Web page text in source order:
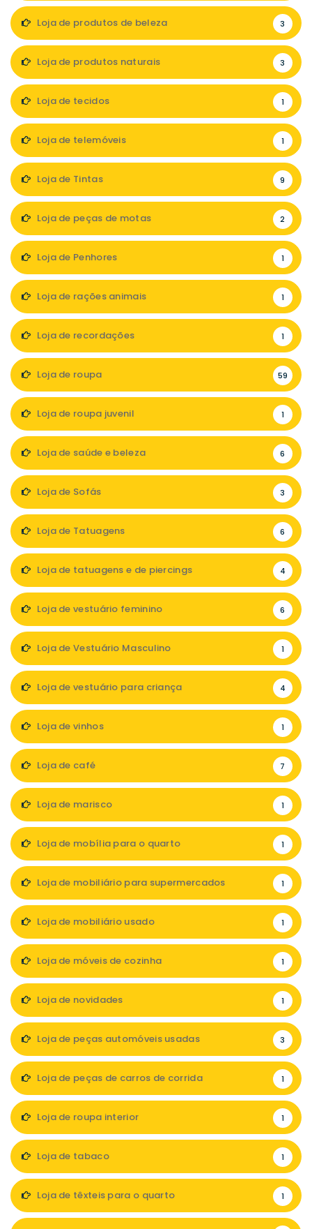
Loja de produtos de beleza 3
Loja de produtos naturais 3
Loja de tecidos 1
Loja de telemóveis 1
Loja de Tintas 9
Loja de peças de motas 2
Loja de Penhores 1
Loja de rações animais 1
Loja de recordações 1
Loja de roupa 59
Loja de roupa juvenil 1
Loja de saúde e beleza 6
Loja de Sofás 3
Loja de Tatuagens 6
Loja de tatuagens e de piercings 4
Loja de vestuário feminino 6
Loja de Vestuário Masculino 1
Loja de vestuário para criança 4
Loja de vinhos 1
Loja de café 7
Loja de marisco 1
Loja de mobília para o quarto 1
Loja de mobiliário para supermercados 1
Loja de mobiliário usado 1
Loja de móveis de cozinha 1
Loja de novidades 1
Loja de peças automóveis usadas 3
Loja de peças de carros de corrida 1
Loja de roupa interior 1
Loja de tabaco 1
Loja de têxteis para o quarto 1